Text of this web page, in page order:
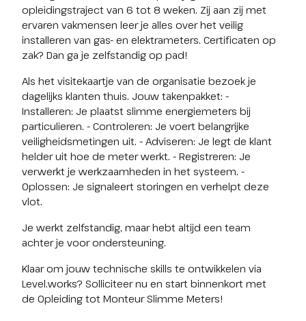
opleidingstraject van 6 tot 8 weken. Zij aan zij met
ervaren vakmensen leer je alles over het veilig
installeren van gas- en elektrameters. Certificaten op
zak? Dan ga je zelfstandig op pad!
Als het visitekaartje van de organisatie bezoek je
dagelijks klanten thuis. Jouw takenpakket: -
Installeren: Je plaatst slimme energiemeters bij
particulieren. - Controleren: Je voert belangrijke
veiligheidsmetingen uit. - Adviseren: Je legt de klant
helder uit hoe de meter werkt. - Registreren: Je
verwerkt je werkzaamheden in het systeem. -
Oplossen: Je signaleert storingen en verhelpt deze
vlot.
Je werkt zelfstandig, maar hebt altijd een team
achter je voor ondersteuning.
Klaar om jouw technische skills te ontwikkelen via
Level.works? Solliciteer nu en start binnenkort met
de Opleiding tot Monteur Slimme Meters!